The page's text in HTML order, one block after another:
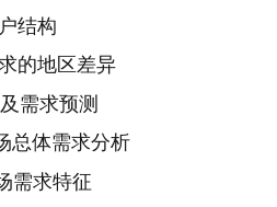
结构
的地区差异
需求预测
总体需求分析
需求特征